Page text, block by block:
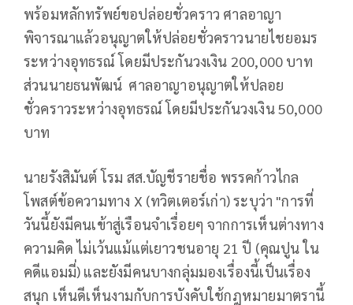
พร้อมหลักทรัพย์ขอปล่อยชั่วคราว ศาลอาญา
พิจารณาแล้วอนุญาตให้ปล่อยชั่วคราวนายไชยอมร
ระหว่างอุทธรณ์ โดยมีประกันวงเงิน 200,000 บาท
ส่วนนายธนพัฒน์ ศาลอาญาอนุญาตให้ปลอย
ชั่วคราวระหว่างอุทธรณ์ โดยมีประกันวงเงิน 50,000
บาท
นายรังสิมันต์ โรม สส.บัญชีรายชื่อ พรรคก้าวไกล
โพสต์ข้อความทาง X (ทวิตเตอร์เก่า) ระบุว่า "การที่
วันนี้ยังมีคนเข้าสู่เรือนจำเรื่อยๆ จากการเห็นต่างทาง
ความคิด ไม่เว้นแม้แต่เยาวชนอายุ 21 ปี (คุณปูน ใน
คดีแอมมี่) และยังมีคนบางกลุ่มมองเรื่องนี้เป็นเรื่อง
สนุก เห็นดีเห็นงามกับการบังคับใช้กฎหมายมาตรานี้